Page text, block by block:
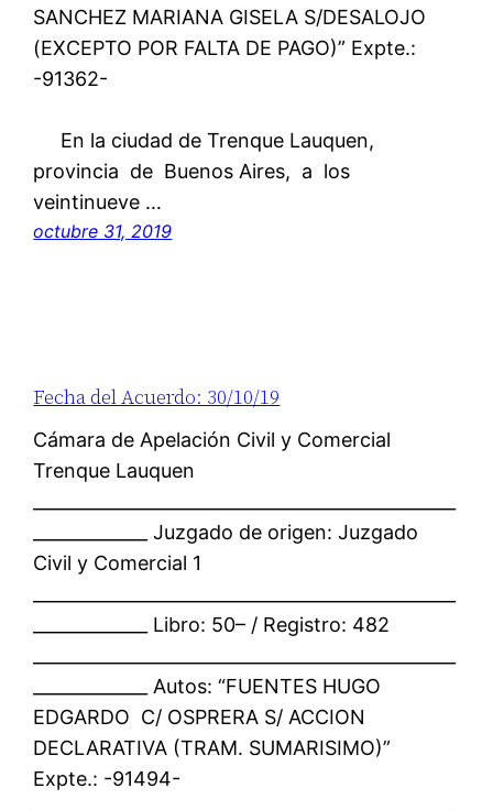
SANCHEZ MARIANA GISELA S/DESALOJO
(EXCEPTO POR FALTA DE PAGO)” Expte.:
-91362-
En la ciudad de Trenque Lauquen,
provincia de Buenos Aires, a los
veintinueve …
octubre 31, 2019
Fecha del Acuerdo: 30/10/19
Cámara de Apelación Civil y Comercial
Trenque Lauquen
_____________ Juzgado de origen: Juzgado
Civil y Comercial 1
_____________ Libro: 50– / Registro: 482
_____________ Autos: “FUENTES HUGO
EDGARDO C/ OSPRERA S/ ACCION
DECLARATIVA (TRAM. SUMARISIMO)”
Expte.: -91494-